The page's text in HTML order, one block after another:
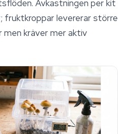
Avkastningen per kit
fruktkroppar levererar större
men kräver mer aktiv